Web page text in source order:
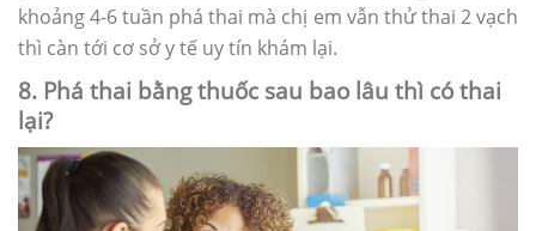
khoảng 4-6 tuần phá thai mà chị em vẫn thử thai 2 vạch
thì càn tới cơ sở y tế uy tín khám lại.
8. Phá thai bằng thuốc sau bao lâu thì có thai
lại?